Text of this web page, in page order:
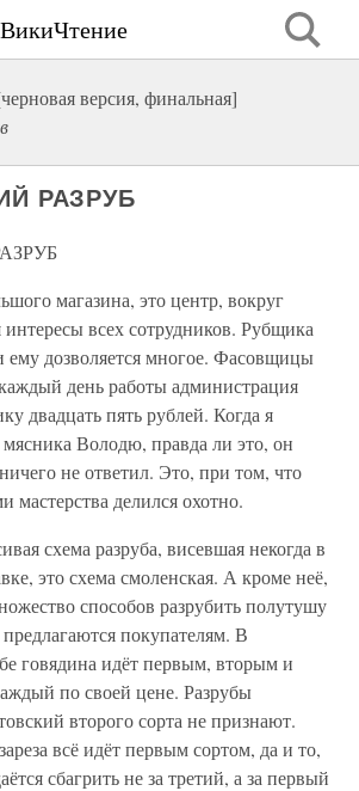
ВикиЧтение
версия, финальная]
РАЗРУБ
магазина, это центр, вокруг
интересы всех сотрудников. Рубщика
дозволяется многое. Фасовщицы
день работы администрация
двадцать пять рублей. Когда я
Володю, правда ли это, он
не ответил. Это, при том, что
мастерства делился охотно.
схема разруба, висевшая некогда в
это схема смоленская. А кроме неё,
способов разрубить полутушу
покупателям. В
говядина идёт первым, вторым и
по своей цене. Разрубы
второго сорта не признают.
всё идёт первым сортом, да и то,
сбагрить не за третий, а за первый